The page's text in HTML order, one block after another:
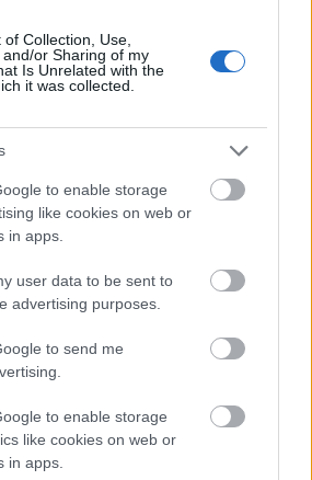
Collection, Use,
or Sharing of my
Is Unrelated with the
it was collected.
to enable storage
like cookies on web or
in apps.
user data to be sent to
advertising purposes.
to send me
to enable storage
like cookies on web or
in apps.
αναμένεται ευρέως να
του κόμματος και την
δημοφιλής στη δεξιά
αλλά αντιμετωπίζεται
βουλευτές, οι οποίοι θα
Ρέινερ
ή τον δήμαρχο
Άντι Μπέρναμ
ως αρχηγό του